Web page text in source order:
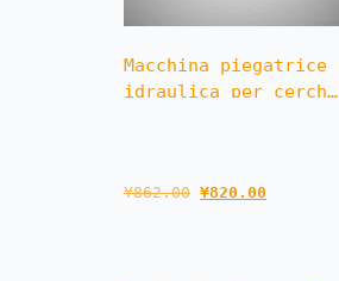
Macchina piegatrice
idraulica per cerchi
¥862.00 ¥820.00